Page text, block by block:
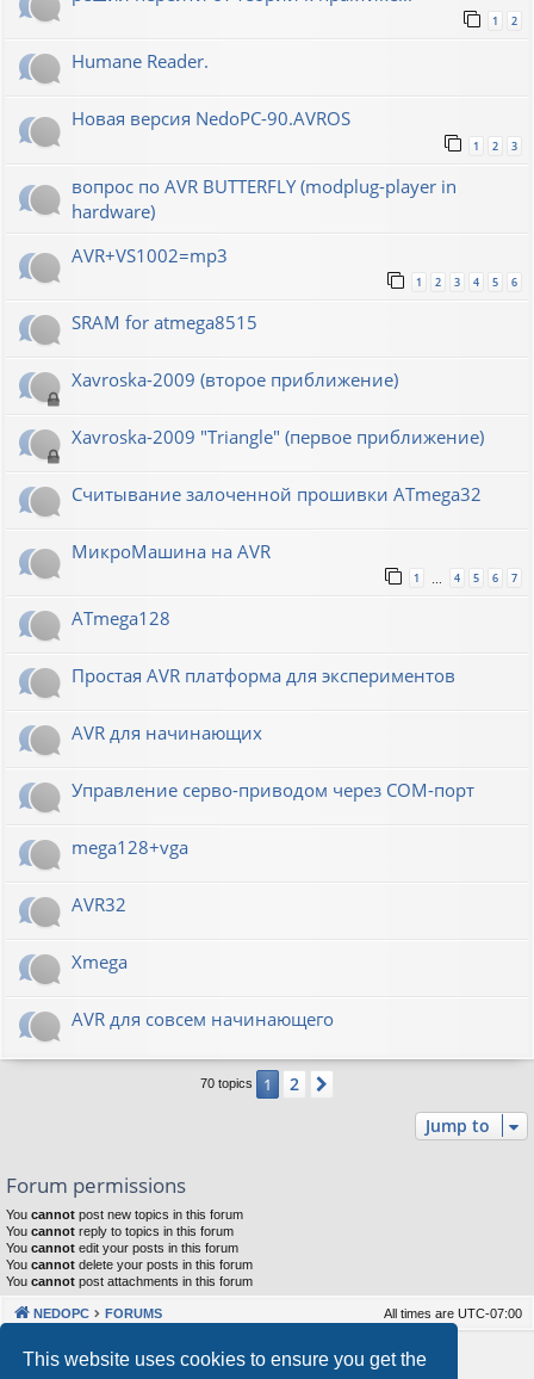
This website uses cookies to ensure you get the
1 2
Humane Reader.
Новая версия NedoPC-90.AVROS
1 2 3
вопрос по AVR BUTTERFLY (modplug-player in
hardware)
AVR+VS1002=mp3
1 2 3 4 5 6
SRAM for atmega8515
Xavroska-2009 (второе приближение)
Xavroska-2009 "Triangle" (первое приближение)
Считывание залоченной прошивки ATmega32
МикроМашина на AVR
1 4 5 6 7
ATmega128
Простая AVR платформа для экспериментов
AVR для начинающих
Управление серво-приводом через COM-порт
mega128+vga
AVR32
Xmega
AVR для совсем начинающего
70 topics 1 2
Jump to
Forum permissions
You cannot post new topics in this forum
You cannot reply to topics in this forum
You cannot edit your posts in this forum
You cannot delete your posts in this forum
You cannot post attachments in this forum
NEDOPC FORUMS All times are UTC-07:00
Powered byphpBB® Forum Software © phpBB Limited